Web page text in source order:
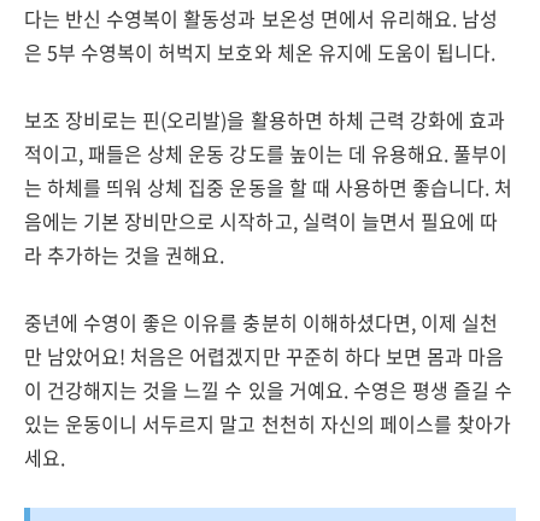
다는 반신 수영복이 활동성과 보온성 면에서 유리해요. 남성
은 5부 수영복이 허벅지 보호와 체온 유지에 도움이 됩니다.
보조 장비로는 핀(오리발)을 활용하면 하체 근력 강화에 효과
적이고, 패들은 상체 운동 강도를 높이는 데 유용해요. 풀부이
는 하체를 띄워 상체 집중 운동을 할 때 사용하면 좋습니다. 처
음에는 기본 장비만으로 시작하고, 실력이 늘면서 필요에 따
라 추가하는 것을 권해요.
중년에 수영이 좋은 이유를 충분히 이해하셨다면, 이제 실천
만 남았어요! 처음은 어렵겠지만 꾸준히 하다 보면 몸과 마음
이 건강해지는 것을 느낄 수 있을 거예요. 수영은 평생 즐길 수
있는 운동이니 서두르지 말고 천천히 자신의 페이스를 찾아가
세요.